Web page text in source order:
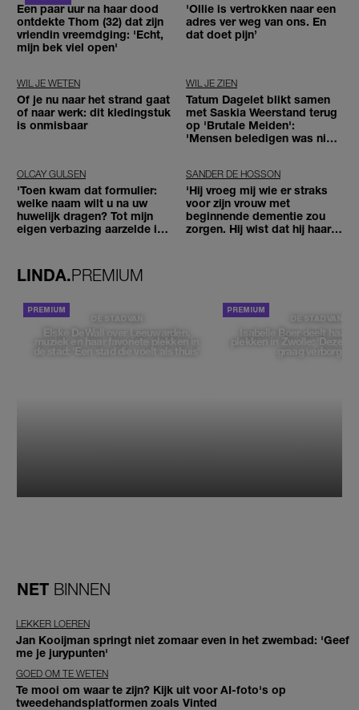
Een paar uur na haar dood
ontdekte Thom (32) dat zijn
vriendin vreemdging: 'Echt,
mijn bek viel open'
'Ollie is vertrokken naar een
adres ver weg van ons. En
dat doet pijn’
WIL JE WETEN
Of je nu naar het strand gaat
of naar werk: dit kledingstuk
is onmisbaar
WIL JE ZIEN
Tatum Dagelet blikt samen
met Saskia Weerstand terug
op 'Brutale Meiden':
'Mensen beledigen was niet
OLCAY GULSEN
'Toen kwam dat formulier:
welke naam wilt u na uw
huwelijk dragen? Tot mijn
eigen verbazing aarzelde ik
SANDER DE HOSSON
'Hij vroeg mij wie er straks
voor zijn vrouw met
beginnende dementie zou
zorgen. Hij wist dat hij haar
LINDA.PREMIUM
DE STAD VAN
Elske DeWall over Leeuwarden,
muziek en haar favoriete plekken in
de stad: 'Een stad die voelt als thuis'
DE STAD VAN
Isabelle Boer deelt haar
plekken in Zwolle: 'Deze
graag verborgen'
NET BINNEN
LEKKER LOEREN
Jan Kooijman springt niet zomaar even in het zwembad: 'Geef
me je jurypunten'
GOED OM TE WETEN
Te mooi om waar te zijn? Kijk uit voor AI-foto's op
tweedehandsplatformen zoals Vinted